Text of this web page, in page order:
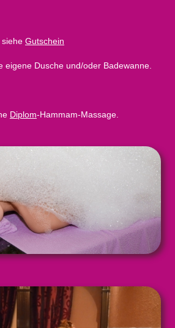
siehe Gutschein
eigene Dusche und/oder Badewanne.
Diplom-Hammam-Massage.